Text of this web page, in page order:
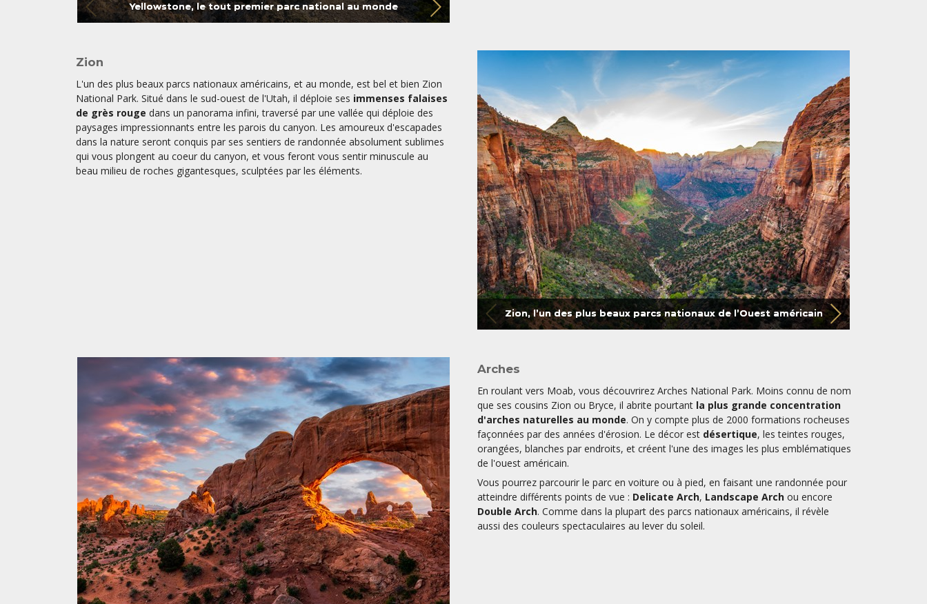
Yellowstone, le tout premier parc national au monde
Zion, l’un des plus beaux parcs nationaux de l’Ouest américain
Zion
L'un des plus beaux parcs nationaux américains, et au monde, est bel et bien Zion
National Park. Situé dans le sud-ouest de l'Utah, il déploie ses immenses falaises
de grès rouge dans un panorama infini, traversé par une vallée qui déploie des
paysages impressionnants entre les parois du canyon. Les amoureux d'escapades
dans la nature seront conquis par ses sentiers de randonnée absolument sublimes
qui vous plongent au coeur du canyon, et vous feront vous sentir minuscule au
beau milieu de roches gigantesques, sculptées par les éléments.
Arches
En roulant vers Moab, vous découvrirez Arches National Park. Moins connu de nom
que ses cousins Zion ou Bryce, il abrite pourtant la plus grande concentration
d'arches naturelles au monde. On y compte plus de 2000 formations rocheuses
façonnées par des années d'érosion. Le décor est désertique, les teintes rouges,
orangées, blanches par endroits, et créent l'une des images les plus emblématiques
de l'ouest américain.
Vous pourrez parcourir le parc en voiture ou à pied, en faisant une randonnée pour
atteindre différents points de vue : Delicate Arch, Landscape Arch ou encore
Double Arch. Comme dans la plupart des parcs nationaux américains, il révèle
aussi des couleurs spectaculaires au lever du soleil.